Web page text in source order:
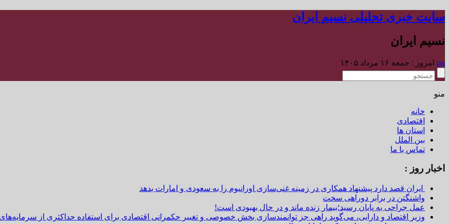
سایت خبری تحلیلی نسیم ایران
نسیم ایران
rss امروز : جمعه ۱۶ مرداد ۱۴۰۵
منو
خانه
اقتصادی
استان ها
بین الملل
تماس با ما
اخبار روز :
ایران قصد دارد پیشنهاد همکاری در زمینه غنی‌سازی اورانیوم را به سعودی و امارات بدهد
واشنگتن در برابر دوراهی سخت
عمل جراحی به پایان رسید؛بیمار زنده ماند و در حال بهبودی است!
وزیر اقتصاد و دارایی، می‌گوید راهی جز توانمندسازی بخش خصوصی و تغییر حکمرانی اقتصادی برای استفاده حداکثری از